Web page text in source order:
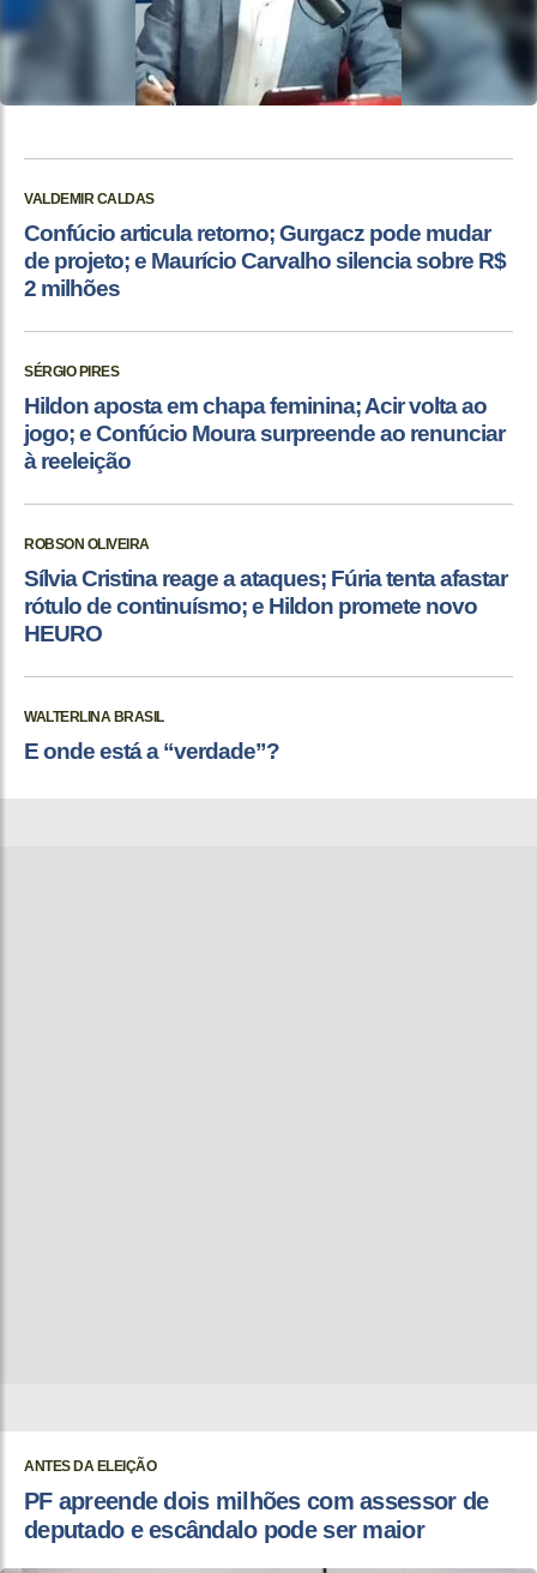
VALDEMIR CALDAS
Confúcio articula retorno; Gurgacz pode mudar
de projeto; e Maurício Carvalho silencia sobre R$
2 milhões
SÉRGIO PIRES
Hildon aposta em chapa feminina; Acir volta ao
jogo; e Confúcio Moura surpreende ao renunciar
à reeleição
ROBSON OLIVEIRA
Sílvia Cristina reage a ataques; Fúria tenta afastar
rótulo de continuísmo; e Hildon promete novo
HEURO
WALTERLINA BRASIL
E onde está a “verdade”?
ANTES DA ELEIÇÃO
PF apreende dois milhões com assessor de
deputado e escândalo pode ser maior